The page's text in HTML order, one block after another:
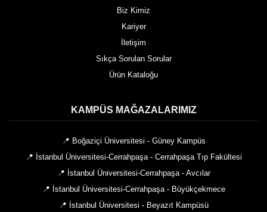
Biz Kimiz
Kariyer
İletişim
Sıkça Sorulan Sorular
Ürün Kataloğu
KAMPÜS MAĞAZALARIMIZ
📍 Boğaziçi Üniversitesi - Güney Kampüs
📍 İstanbul Üniversitesi-Cerrahpaşa - Cerrahpaşa Tıp Fakültesi
📍 İstanbul Üniversitesi-Cerrahpaşa - Avcılar
📍 İstanbul Üniversitesi-Cerrahpaşa - Büyükçekmece
📍 İstanbul Üniversitesi - Beyazıt Kampüsü